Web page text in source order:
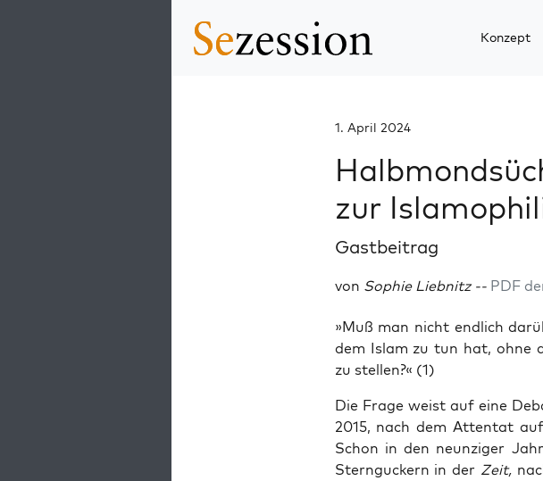
Konzept
1. April 2024
zur
Gastbeitrag
von Sophie Liebnitz -- PDF
»Muß man nicht end­lich
dem Islam zu tun hat, ohne
zu stel­len?« (1)
Die Fra­ge weist auf eine
2015, nach dem Atten­tat auf
Schon in den neun­zi­ger
Stern­gu­ckern in der Zeit,